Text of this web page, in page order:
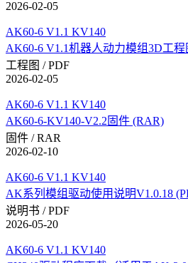
2026-02-05
AK60-6 V1.1 KV140
AK60-6 V1.1机器人动力模组3D工程
工程图 / PDF
2026-02-05
AK60-6 V1.1 KV140
AK60-6-KV140-V2.2固件 (RAR)
固件 / RAR
2026-02-10
AK60-6 V1.1 KV140
AK系列模组驱动使用说明V1.0.18
说明书 / PDF
2026-05-20
AK60-6 V1.1 KV140